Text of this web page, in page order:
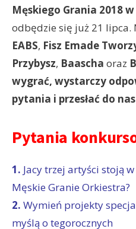
Męskiego Grania 2018
odbędzie się już 21 lipca.
EABS, Fisz Emade
Przybysz, Baascha oraz
wygrać, wystarczy
pytania i przesłać do
Pytania
1. Jacy trzej artyści stoją
Męskie Granie Orkiestra?
2. Wymień projekty
myślą o tegorocznych